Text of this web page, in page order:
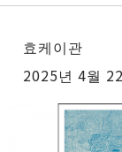
효케이관
2025년 4월